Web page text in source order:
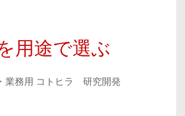
用途で選ぶ
業務用 コトヒラ 研究開発